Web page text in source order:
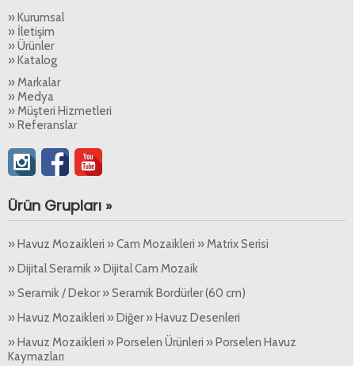
» Kurumsal
» İletişim
» Ürünler
» Katalog
» Markalar
» Medya
» Müşteri Hizmetleri
» Referanslar
Ürün Grupları »
» Havuz Mozaikleri » Cam Mozaikleri » Matrix Serisi
» Dijital Seramik » Dijital Cam Mozaik
» Seramik / Dekor » Seramik Bordürler (60 cm)
» Havuz Mozaikleri » Diğer » Havuz Desenleri
» Havuz Mozaikleri » Porselen Ürünleri » Porselen Havuz
Kaymazları